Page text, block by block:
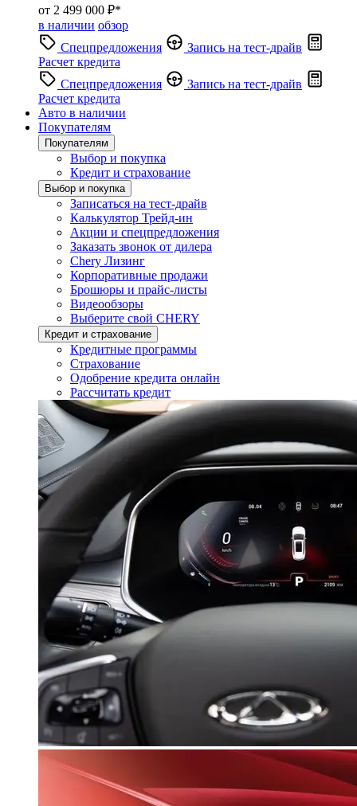
от 2 499 000 ₽*
в наличии обзор
Спецпредложения
Запись на тест-драйв
Расчет кредита
Спецпредложения
Запись на тест-драйв
Расчет кредита
Авто в наличии
Покупателям
Покупателям
Выбор и покупка
Кредит и страхование
Выбор и покупка
Записаться на тест-драйв
Калькулятор Трейд-ин
Акции и спецпредложения
Заказать звонок от дилера
Chery Лизинг
Корпоративные продажи
Брошюры и прайс-листы
Видеообзоры
Выберите свой CHERY
Кредит и страхование
Кредитные программы
Страхование
Одобрение кредита онлайн
Рассчитать кредит